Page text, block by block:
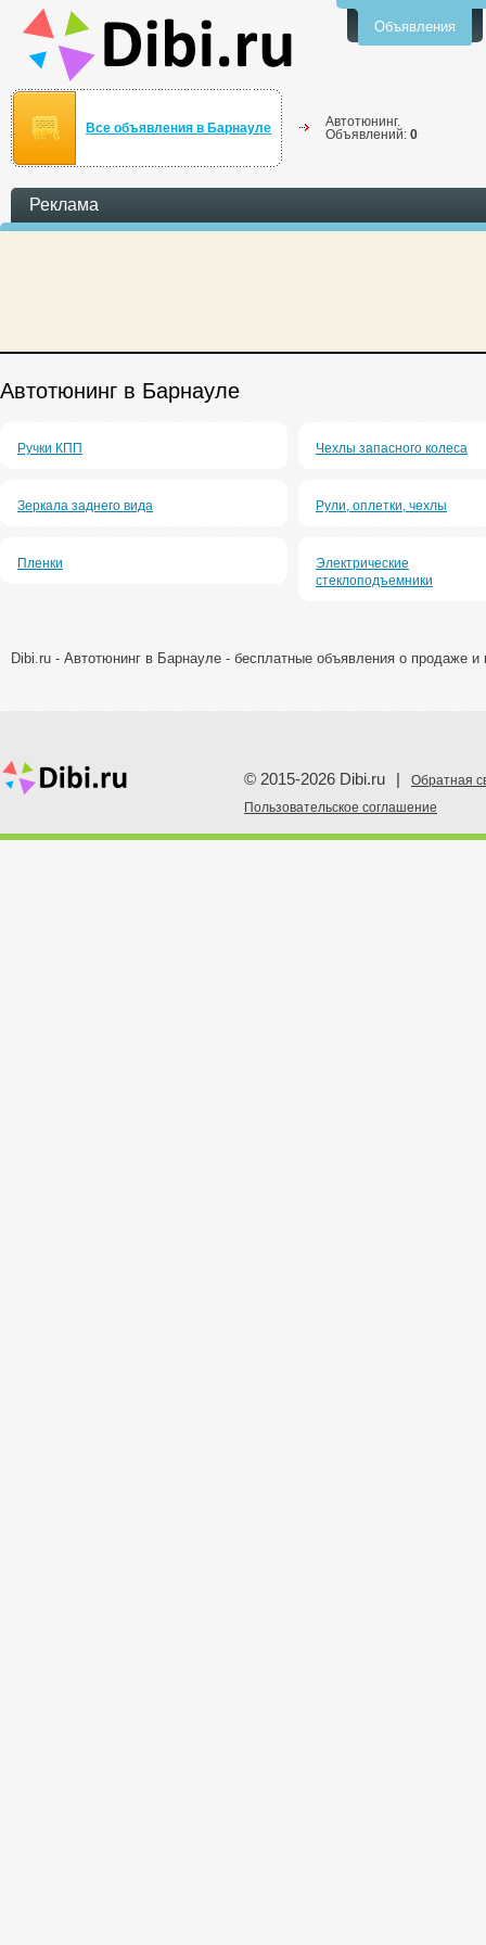
Объявления
Все объявления в Барнауле
Автотюнинг.
Объявлений: 0
Реклама
Автотюнинг в Барнауле
Ручки КПП Чехлы запасного колеса
Зеркала заднего вида Рули, оплетки, чехлы
Пленки
Электрические
стеклоподъемники
Dibi.ru - Автотюнинг в Барнауле - бесплатные объявления о продаже и
© 2015-2026 Dibi.ru
Обратная
Пoльзовательское соглашение